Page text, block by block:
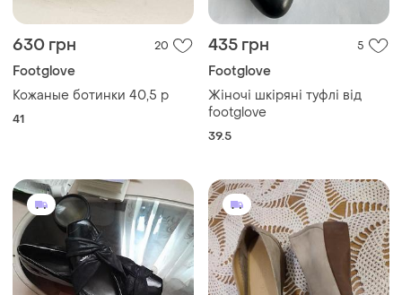
630 грн 20
Footglove
Кожаные ботинки 40,5 р
41
435 грн 5
Footglove
Жіночі шкіряні туфлі від
footglove
39.5